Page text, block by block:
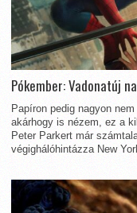
Pókember: Vadonatúj
Papíron pedig nagyon
akárhogy is nézem, ez a
Peter Parkert már
végighálóhintázza New